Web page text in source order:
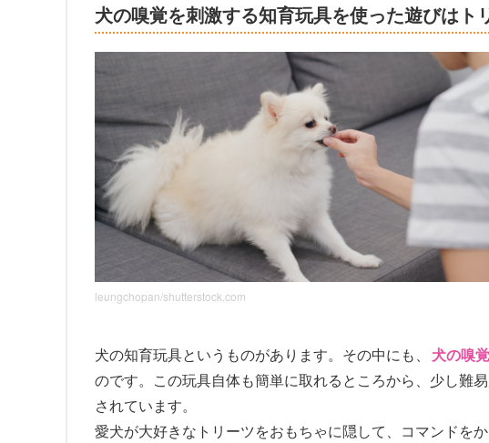
犬の嗅覚を刺激する知育玩具を使った遊びはト
leungchopan/shutterstock.com
犬の知育玩具というものがあります。その中にも、 犬の嗅
のです。この玩具自体も簡単に取れるところから、少し難
されています。
愛犬が大好きなトリーツをおもちゃに隠して、コマンドを